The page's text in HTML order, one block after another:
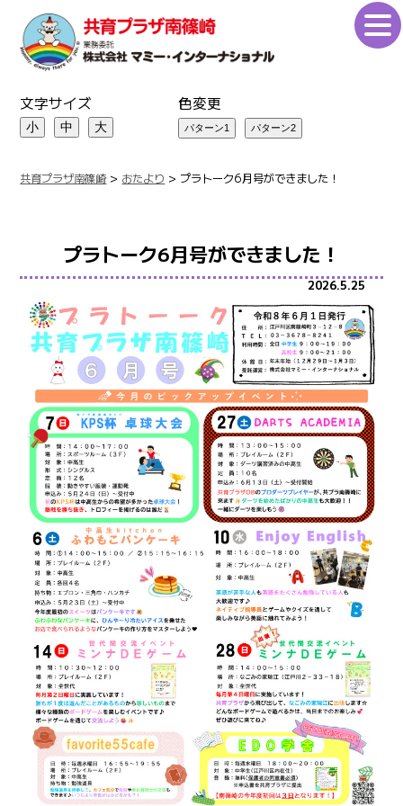
文字サイズ
小 中 大
色変更
共育プラザ南篠崎> おたより > プラトーク6月号ができました！
プラトーク6月号ができました！
2026.5.25